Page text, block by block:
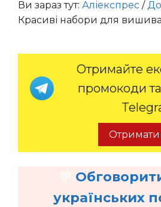
Ви зараз тут: Аліекспрес /
Красиві набори для
Отримайте
промокоди
Отримати
українських